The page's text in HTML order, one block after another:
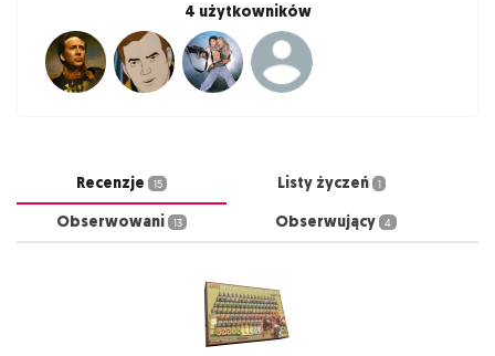
4 użytkowników
Recenzje 15 Listy życzeń 1
Obserwowani 13 Obserwujący 4